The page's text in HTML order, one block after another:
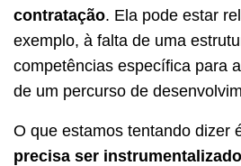
contratação. Ela pode estar
exemplo, à falta de uma
competências específica para
de um percurso de
O que estamos tentando dizer
precisa ser